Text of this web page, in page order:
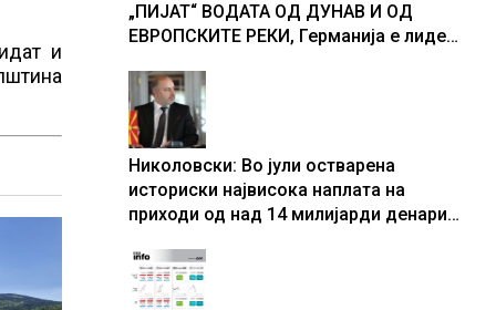
и
„ПИЈАТ“ ВОДАТА ОД ДУНАВ И ОД
ЕВРОПСКИТЕ РЕКИ, Германија е лидер
центри за податоци
Николовски: Во јули остварена
историски највисока наплата на
приходи од над 14 милијарди денари
резултати